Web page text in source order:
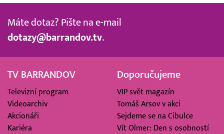
Máte dotaz? Pište na e-mail
dotazy@barrandov.tv.
TV BARRANDOV
Televizní program
Videoarchiv
Akcionáři
Kariéra
Doporučujeme
VIP svět magazín
Tomáš Arsov v akci
Sejdeme se na Cibulce
Vít Olmer: Den s osobností